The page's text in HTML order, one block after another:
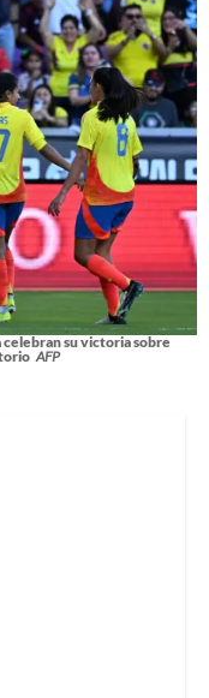
celebran su victoria sobre
AFP